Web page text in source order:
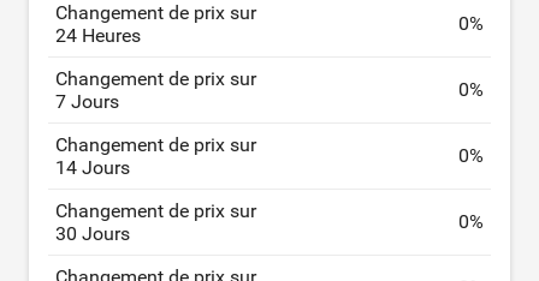
Changement de prix sur
24 Heures
0%
Changement de prix sur
7 Jours
0%
Changement de prix sur
14 Jours
0%
Changement de prix sur
30 Jours
0%